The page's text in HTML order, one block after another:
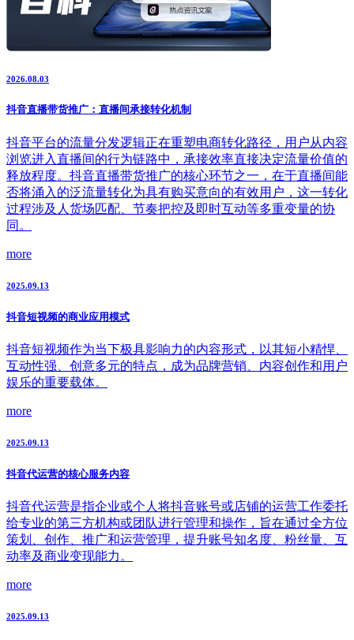
2026.08.03
抖音直播带货推广：直播间承接转化机制
抖音平台的流量分发逻辑正在重塑电商转化路径，用户从内容
浏览进入直播间的行为链路中，承接效率直接决定流量价值的
释放程度。抖音直播带货推广的核心环节之一，在于直播间能
否将涌入的泛流量转化为具有购买意向的有效用户，这一转化
过程涉及人货场匹配、节奏把控及即时互动等多重变量的协
同。
more
2025.09.13
抖音短视频的商业应用模式
抖音短视频作为当下极具影响力的内容形式，以其短小精悍、
互动性强、创意多元的特点，成为品牌营销、内容创作和用户
娱乐的重要载体。
more
2025.09.13
抖音代运营的核心服务内容
抖音代运营是指企业或个人将抖音账号或店铺的运营工作委托
给专业的第三方机构或团队进行管理和操作，旨在通过全方位
策划、创作、推广和运营管理，提升账号知名度、粉丝量、互
动率及商业变现能力。
more
2025.09.13